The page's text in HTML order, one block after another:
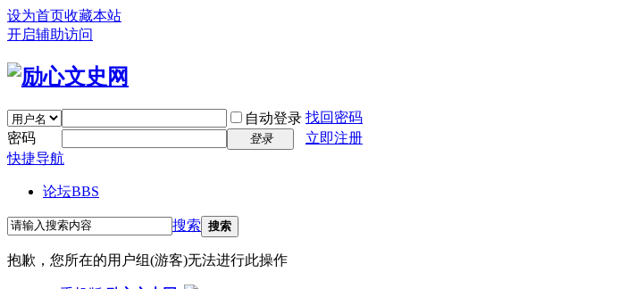
设为首页收藏本站
开启辅助访问
自动登录 找回密码
密码
登录
立即注册
快捷导航
论坛BBS
搜索 搜索
抱歉，您所在的用户组(游客)无法进行此操作